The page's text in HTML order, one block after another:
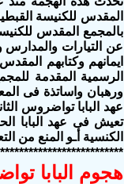
المقدس للكنيسة
بالمجمع المقدس
عن التيارات والمدارس
ايمانهم وكتابهم
ورهبان واساتذة فى
عهد البابا تواضروس
تعيش فى عهد البابا
الكنسية أـو المنع من
هجوم البابا